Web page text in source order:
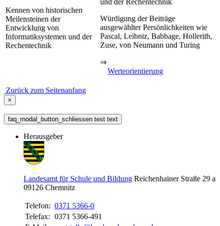
Kennen von historischen
Meilensteinen der
Entwicklung von
Informatiksystemen und der
Rechentechnik
Würdigung der Beiträge
ausgewählter Persönlichkeiten wie
Pascal, Leibniz, Babbage, Hollerith,
Zuse, von Neumann und Turing
⇒
Werteorientierung
Zurück zum Seitenanfang
×
faq_modal_button_schliessen test text
Herausgeber
Landesamt für Schule und Bildung Reichenhainer Straße 29 a
09126 Chemnitz
Telefon: 0371 5366-0
Telefax: 0371 5366-491